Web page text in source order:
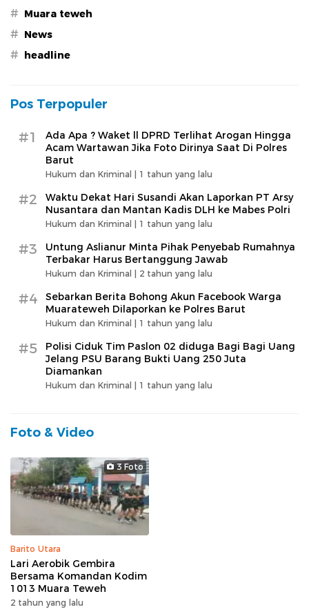
# Muara teweh
# News
# headline
Pos Terpopuler
#1
Ada Apa ? Waket ll DPRD Terlihat Arogan Hingga
Acam Wartawan Jika Foto Dirinya Saat Di Polres
Barut
Hukum dan Kriminal | 1 tahun yang lalu
#2
Waktu Dekat Hari Susandi Akan Laporkan PT Arsy
Nusantara dan Mantan Kadis DLH ke Mabes Polri
Hukum dan Kriminal | 1 tahun yang lalu
#3
Untung Aslianur Minta Pihak Penyebab Rumahnya
Terbakar Harus Bertanggung Jawab
Hukum dan Kriminal | 2 tahun yang lalu
#4
Sebarkan Berita Bohong Akun Facebook Warga
Muarateweh Dilaporkan ke Polres Barut
Hukum dan Kriminal | 1 tahun yang lalu
#5
Polisi Ciduk Tim Paslon 02 diduga Bagi Bagi Uang
Jelang PSU Barang Bukti Uang 250 Juta
Diamankan
Hukum dan Kriminal | 1 tahun yang lalu
Foto & Video
3 Foto
Barito Utara
Lari Aerobik Gembira
Bersama Komandan Kodim
1013 Muara Teweh
2 tahun yang lalu